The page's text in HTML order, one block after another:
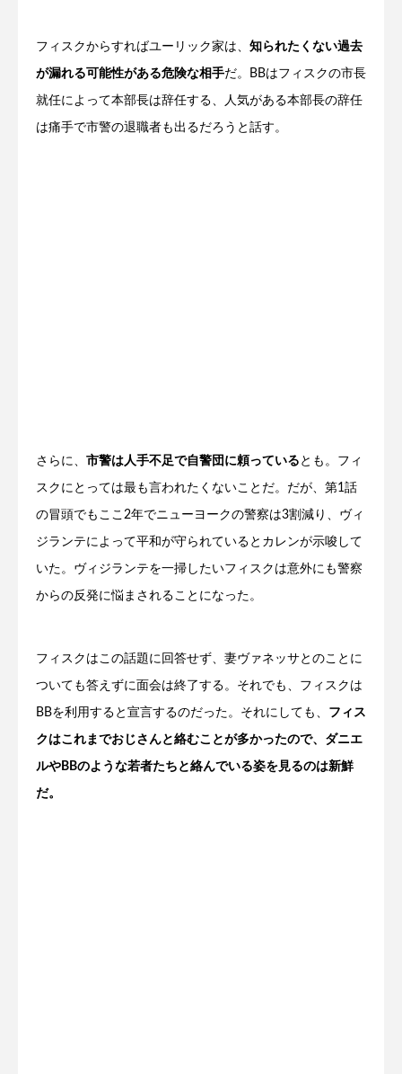
フィスクからすればユーリック家は、 知られたくない過去
が漏れる可能性がある危険な相手だ。BBはフィスクの市長
就任によって本部長は辞任する、人気がある本部長の辞任
は痛手で市警の退職者も出るだろうと話す。
さらに、 市警は人手不足で自警団に頼っている とも。フィ
スクにとっては最も言われたくないことだ。だが、第1話
の冒頭でもここ2年でニューヨークの警察は3割減り、ヴィ
ジランテによって平和が守られているとカレンが示唆して
いた。ヴィジランテを一掃したいフィスクは意外にも警察
からの反発に悩まされることになった。
フィスクはこの話題に回答せず、妻ヴァネッサとのことに
ついても答えずに面会は終了する。それでも、フィスクは
BBを利用すると宣言するのだった。それにしても、 フィス
クはこれまでおじさんと絡むことが多かったので、ダニエ
ルやBBのような若者たちと絡んでいる姿を見るのは新鮮
だ。